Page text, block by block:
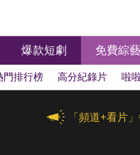
爆款短劇 免費綜藝
門排行榜 高分紀錄片 啦
「頻道+看片